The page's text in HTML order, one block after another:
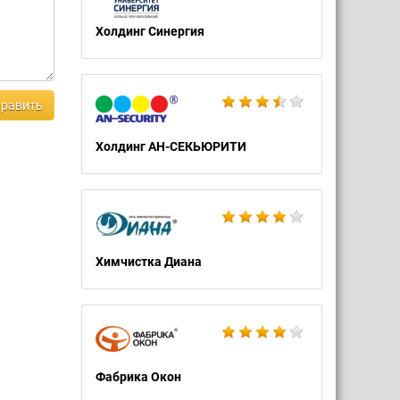
Холдинг Синергия
Холдинг АН-СЕКЬЮРИТИ
Химчистка Диана
Фабрика Окон